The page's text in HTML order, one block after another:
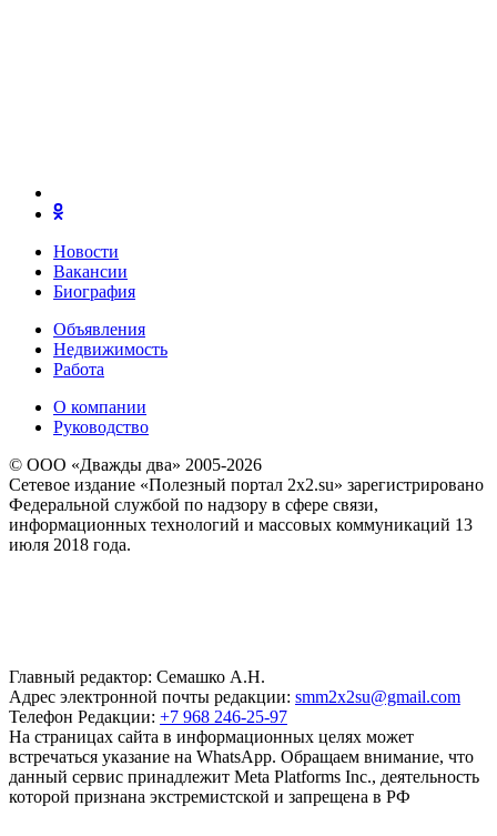
Новости
Вакансии
Биография
Объявления
Недвижимость
Работа
О компании
Руководство
© ООО «Дважды два» 2005-2026
Сетевое издание «Полезный портал 2x2.su» зарегистрировано
Федеральной службой по надзору в сфере связи,
информационных технологий и массовых коммуникаций 13
июля 2018 года.
Главный редактор: Семашко А.Н.
Адрес электронной почты редакции: smm2x2su@gmail.com
Телефон Редакции: +7 968 246-25-97
На страницах сайта в информационных целях может
встречаться указание на WhatsApp. Обращаем внимание, что
данный сервис принадлежит Meta Platforms Inc., деятельность
которой признана экстремистской и запрещена в РФ